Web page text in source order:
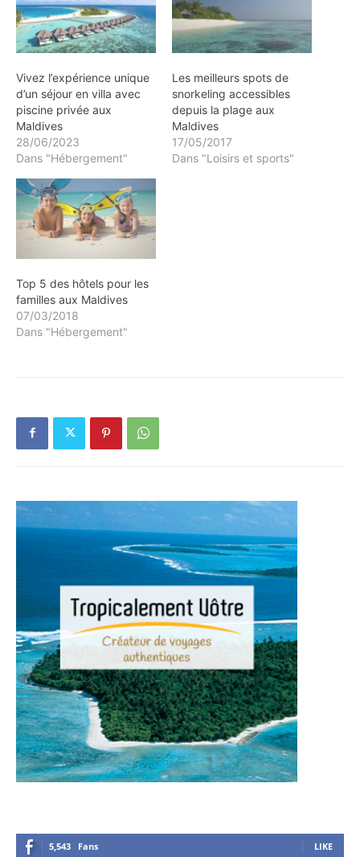
Vivez l’expérience unique
d’un séjour en villa avec
piscine privée aux
Maldives
28/06/2023
Dans "Hébergement"
Les meilleurs spots de
snorkeling accessibles
depuis la plage aux
Maldives
17/05/2017
Dans "Loisirs et sports"
Top 5 des hôtels pour les
familles aux Maldives
07/03/2018
Dans "Hébergement"
5,543 Fans LIKE